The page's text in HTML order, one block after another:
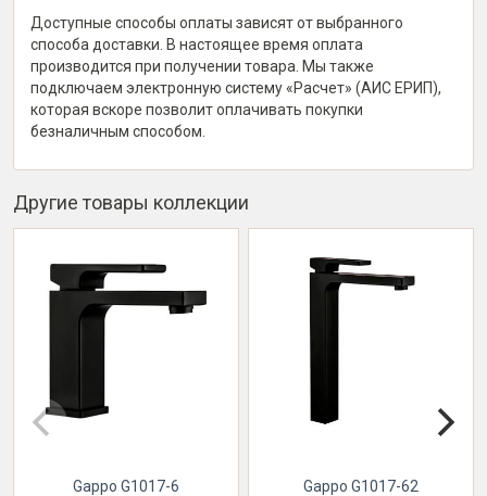
Доступные способы оплаты зависят от выбранного
способа доставки. В настоящее время оплата
производится при получении товара. Мы также
подключаем электронную систему «Расчет» (АИС ЕРИП),
которая вскоре позволит оплачивать покупки
безналичным способом.
Другие товары коллекции
Gappo G1017-6 Gappo G1017-62